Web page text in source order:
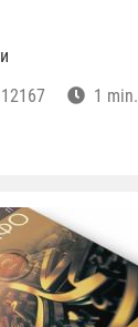
12167 1 min.